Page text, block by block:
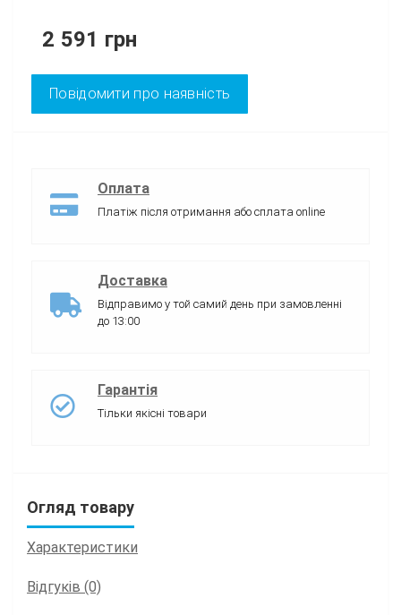
2 591 грн
Повідомити про наявність
Оплата
Платіж після отримання або сплата online
Доставка
Відправимо у той самий день при замовленні
до 13:00
Гарантія
Тільки якісні товари
Огляд товару
Характеристики
Відгуків (0)